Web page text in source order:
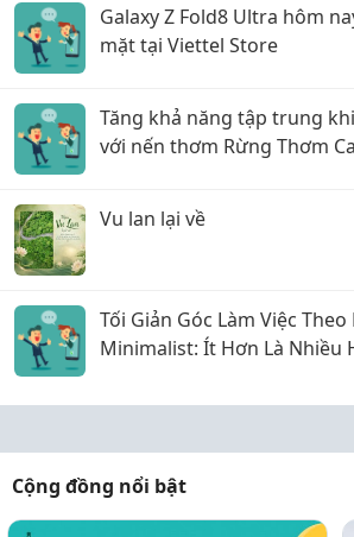
Galaxy Z Fold8 Ultra hôm
mặt tại Viettel Store
Tăng khả năng tập trung
với nến thơm Rừng Thơm
Vu lan lại về
Tối Giản Góc Làm Việc
Minimalist: Ít Hơn Là Nhiều
Cộng đồng nổi bật